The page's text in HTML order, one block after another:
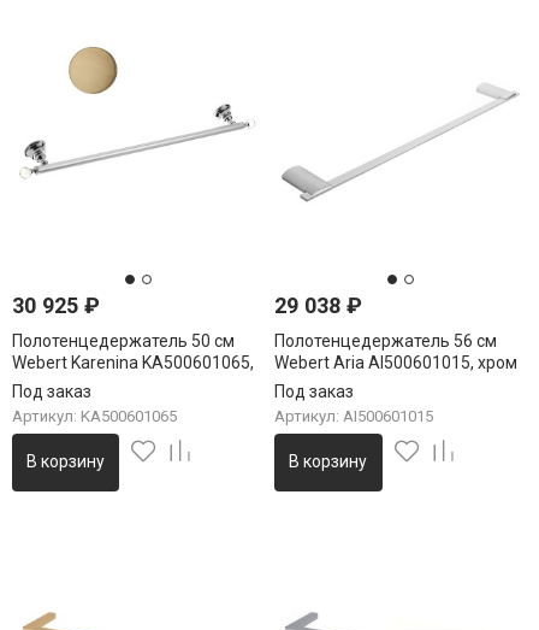
30 925 ₽
Полотенцедержатель 50 см
Webert Karenina KA500601065,
бронза
Под заказ
Артикул: KA500601065
В корзину
29 038₽
Полотенцедержатель 56 см
Webert Aria AI500601015, хром
Под заказ
Артикул: AI500601015
В корзину